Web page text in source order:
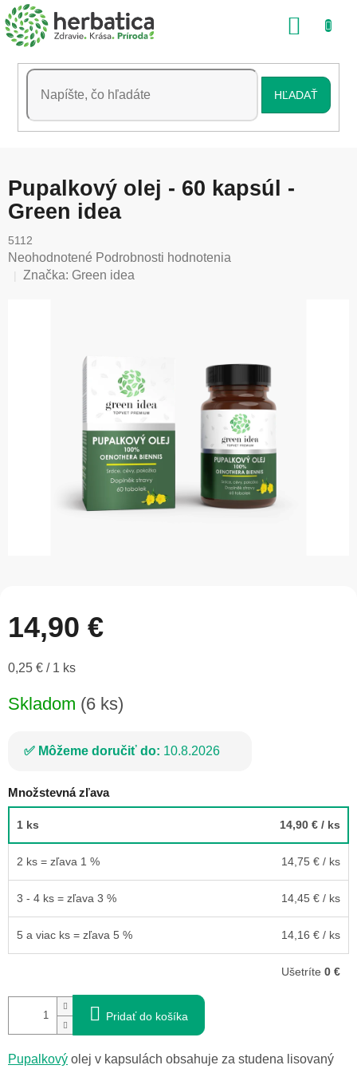
Prejsť
na
obsah
HĽADAŤ
Pupalkový olej - 60 kapsúl -
Green idea
5112
Priemerné
hodnotenie
Neohodnotené Podrobnosti hodnotenia
Značka: Green idea
14,90 €
Jednotková
0,25 € / 1 ks
Skladom (6 ks)
Môžeme doručiť do: 10.8.2026
Množstevná zľava
1 ks 14,90 € / ks
2 ks = zľava 1 % 14,75 € / ks
3 - 4 ks = zľava 3 % 14,45 € / ks
5 a viac ks = zľava 5 % 14,16 € / ks
Ušetríte 0 €
Pridať do košíka
Pupalkový olej v kapsulách obsahuje za studena lisovaný